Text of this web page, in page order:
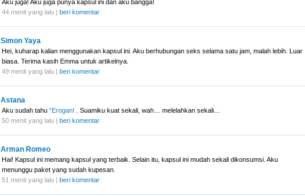
Aku juga! Aku juga punya kapsul ini dan aku bangga!
44 menit yang lalu | beri komentar
Simon Yaya
Hei, kuharap kalian menggunakan kapsul ini. Aku berhubungan seks selama satu jam, malah lebih. Luar
biasa. Terima kasih Emma untuk artikelnya.
49 menit yang lalu | beri komentar
Astana
Aku sudah tahu “Erogan!
. Suamiku kuat sekali, wah… melelahkan sekali…
50 menit yang lalu | beri komentar
Arman Romeo
Hai! Kapsul ini memang kapsul yang terbaik. Selain itu, kapsul ini mudah sekali dikonsumsi. Aku
menunggu paket yang sudah kupesan.
51 menit yang lalu | beri komentar